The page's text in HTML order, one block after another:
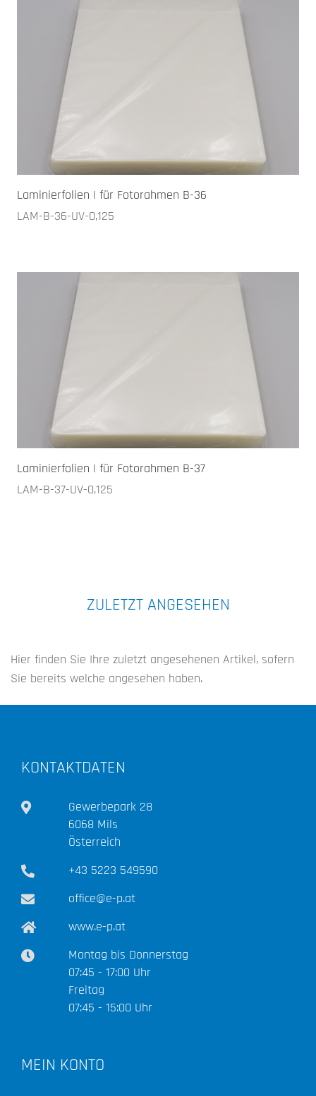
Laminierfolien | für Fotorahmen B-36
LAM-B-36-UV-0,125
Laminierfolien | für Fotorahmen B-37
LAM-B-37-UV-0,125
ZULETZT ANGESEHEN
Hier finden Sie Ihre zuletzt angesehenen Artikel, sofern
Sie bereits welche angesehen haben.
KONTAKTDATEN
Gewerbepark 28
6068 Mils
Österreich
+43 5223 549590
office@e-p.at
www.e-p.at
Montag bis Donnerstag
07:45 - 17:00 Uhr
Freitag
07:45 - 15:00 Uhr
MEIN KONTO